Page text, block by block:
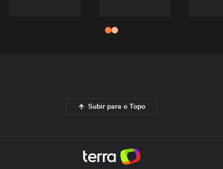
Subir para o Topo